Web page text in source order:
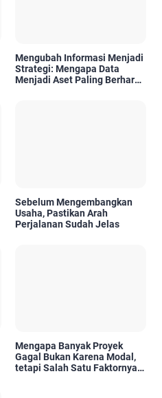
Mengubah Informasi Menjadi
Strategi: Mengapa Data
Menjadi Aset Paling Berharga
Sebelum Mengembangkan
Usaha, Pastikan Arah
Perjalanan Sudah Jelas
Mengapa Banyak Proyek
Gagal Bukan Karena Modal,
tetapi Salah Satu Faktornya